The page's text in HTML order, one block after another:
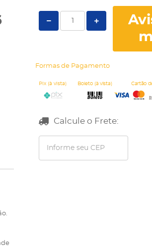
Formas de Pagamento
Calcule o Frete: